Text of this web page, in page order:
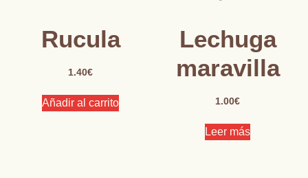
Rucula
1.40€
Añadir al carrito
Lechuga
maravilla
1.00€
Leer más